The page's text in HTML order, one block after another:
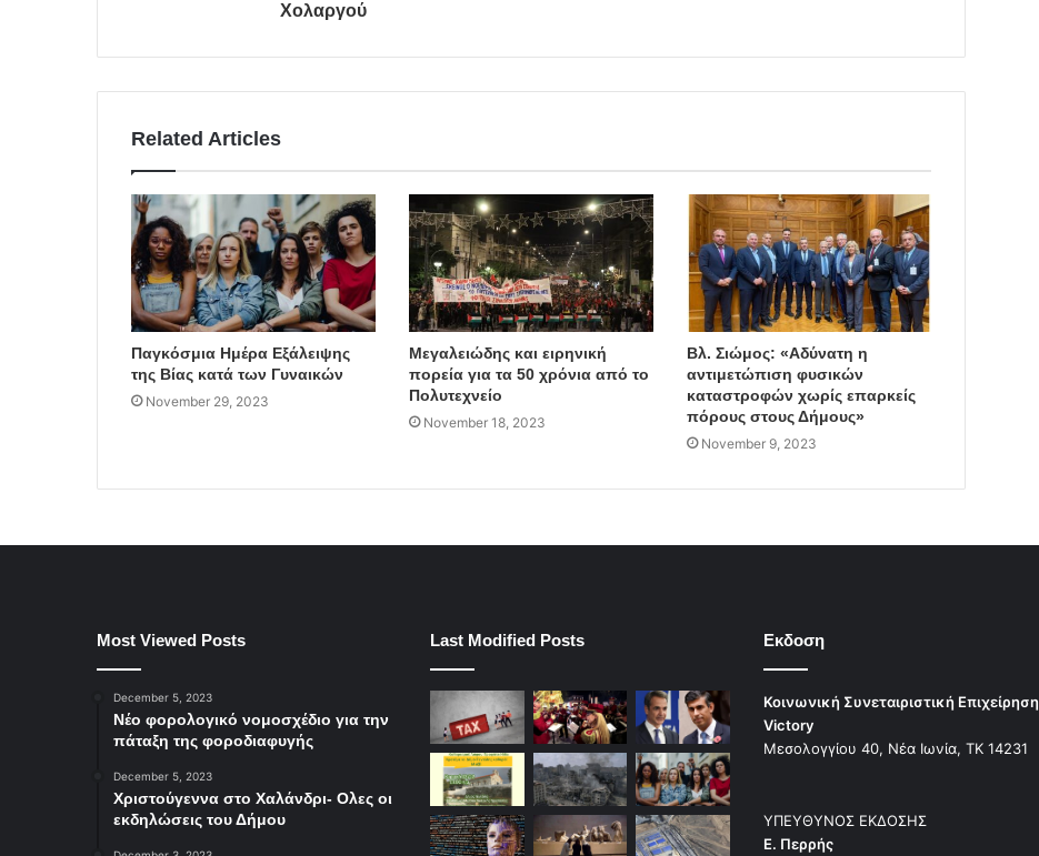
Χολαργού
Related Articles
Παγκόσμια Ημέρα Εξάλειψης
της Βίας κατά των Γυναικών
November 29, 2023
Μεγαλειώδης και ειρηνική
πορεία για τα 50 χρόνια από το
Πολυτεχνείο
November 18, 2023
Βλ. Σιώμος: «Αδύνατη η
αντιμετώπιση φυσικών
καταστροφών χωρίς επαρκείς
πόρους στους Δήμους»
November 9, 2023
Most Viewed Posts
December 5, 2023
Νέο φορολογικό νομοσχέδιο για την
πάταξη της φοροδιαφυγής
December 5, 2023
Χριστούγεννα στο Χαλάνδρι- Ολες οι
εκδηλώσεις του Δήμου
Last Modified Posts Εκδοση
Κοινωνική Συνεταιριστική Επιχείρηση
Victory
Μεσολογγίου 40, Νέα Ιωνία, ΤΚ 14231
ΥΠΕΥΘΥΝΟΣ ΕΚΔΟΣΗΣ
Ε. Περρής